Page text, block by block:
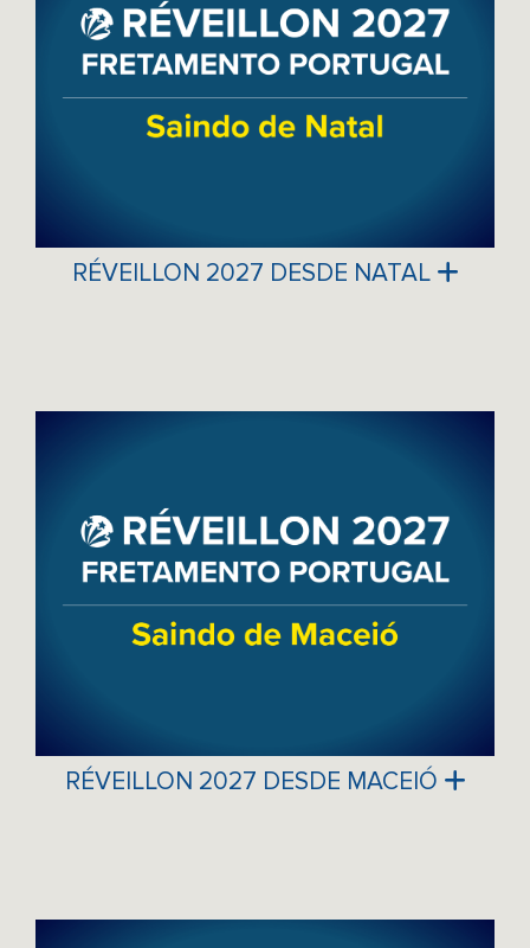
RÉVEILLON 2027 DESDE NATAL
RÉVEILLON 2027 DESDE MACEIÓ